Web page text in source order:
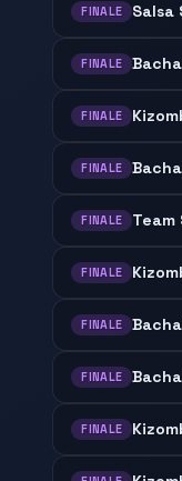
FINALE Salsa
FINALE
FINALE
FINALE
FINALE Team
FINALE
FINALE
FINALE
FINALE